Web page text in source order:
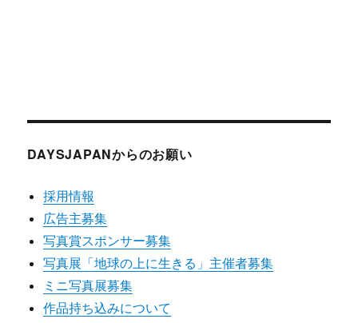
DAYSJAPANからのお願い
採用情報
広告主募集
写真賞スポンサー募集
写真展「地球の上に生きる」主催者募集
ミニ写真展募集
作品持ち込みについて